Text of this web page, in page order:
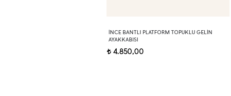
İNCE BANTLI PLATFORM TOPUKLU GELIN
AYAKKABISI
t4.850,00